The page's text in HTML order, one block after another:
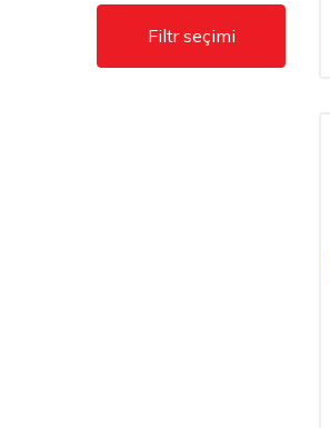
Oyuncaqlar(136)
Filtr seçimi